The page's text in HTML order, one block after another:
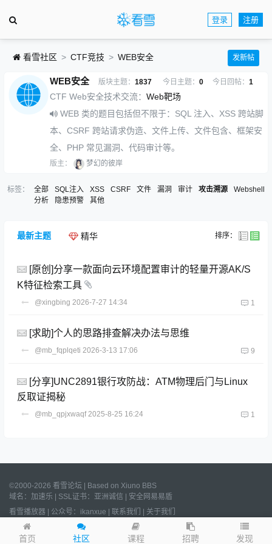
登录 注册
首页 社区 课程 招聘 发现
看雪社区 CTF竞技 WEB安全 发新帖
WEB安全 版块主题： 1837 今日主题： 0 今日回帖： 1
CTF Web安全技术交流： Web靶场
WEB 类的题目包括但不限于：SQL 注入、XSS 跨站脚
本、CSRF 跨站请求伪造、文件上传、文件包含、框架安
全、PHP 常见漏洞、代码审计等。
版主： 梦幻的彼岸
标签： 全部 SQL注入 XSS CSRF 文件 漏洞 审计 攻击溯源
Webshell
分析
隐患预警 其他
最新主题 精华 排序：
[原创]分享一款面向云环境配置审计的轻量开源AK/S
K特征检索工具
@xingbing 2026-7-27 14:34 1
[求助]个人的思路排查解决办法与思维
@mb_fqplqeti 2026-3-13 17:06 9
[分享]UNC2891银行攻防战：ATM物理后门与Linux
反取证揭秘
@mb_qpjxwaqf 2025-8-25 16:24 1
©2000-2026 看雪论坛 | Based on Xiuno BBS
域名： 加速乐 | SSL证书： 亚洲诚信 | 安全网易易盾
看雪播放器 | 公众号：ikanxue | 联系我们 | 关于我们
Processed:
s, SQL: 沪ICP备2022023406号 /沪公网安备
31011502006611号